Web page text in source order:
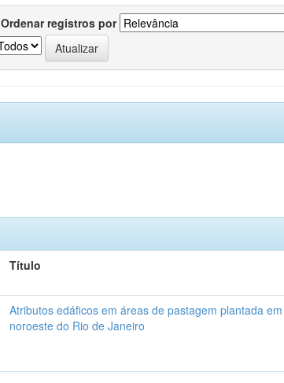
Ordenar registros por
Título
Atributos edáficos em áreas de pastagem plantada
noroeste do Rio de Janeiro